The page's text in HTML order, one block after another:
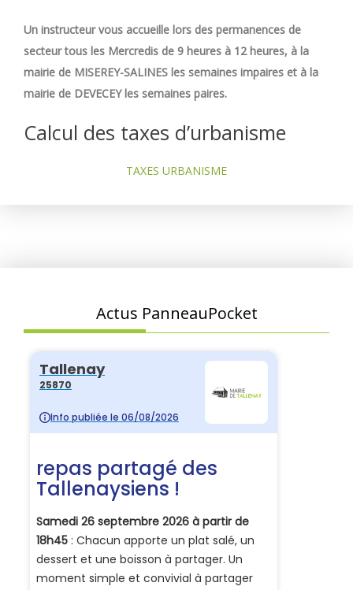
Un instructeur vous accueille lors des permanences de
secteur tous les Mercredis de 9 heures à 12 heures, à la
mairie de MISEREY-SALINES les semaines impaires et à la
mairie de DEVECEY les semaines paires.
Calcul des taxes d’urbanisme
TAXES URBANISME
Actus PanneauPocket